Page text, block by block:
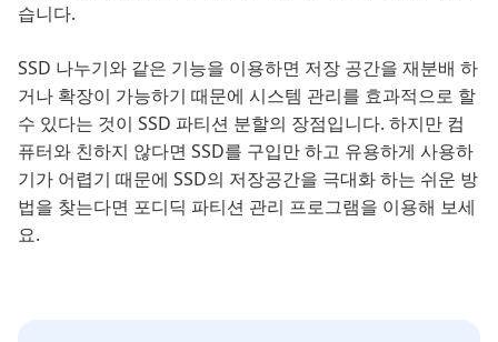
습니다.
SSD 나누기와 같은 기능을 이용하면 저장 공간을 재분배 하
거나 확장이 가능하기 때문에 시스템 관리를 효과적으로 할
수 있다는 것이 SSD 파티션 분할의 장점입니다. 하지만 컴
퓨터와 친하지 않다면 SSD를 구입만 하고 유용하게 사용하
기가 어렵기 때문에 SSD의 저장공간을 극대화 하는 쉬운 방
법을 찾는다면 포디딕 파티션 관리 프로그램을 이용해 보세
요.